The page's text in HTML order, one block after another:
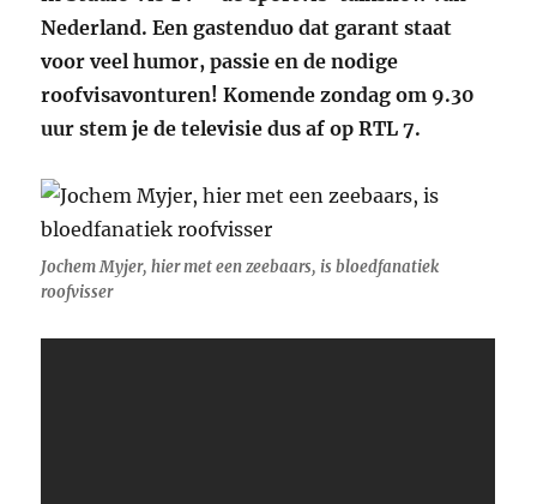
Nederland. Een gastenduo dat garant staat
voor veel humor, passie en de nodige
roofvisavonturen! Komende zondag om 9.30
uur stem je de televisie dus af op RTL 7.
Jochem Myjer, hier met een zeebaars, is bloedfanatiek
roofvisser